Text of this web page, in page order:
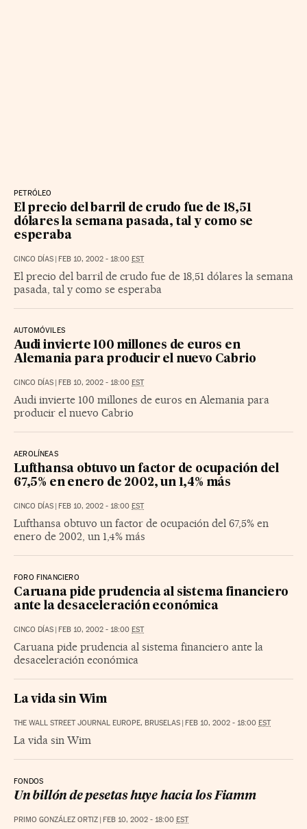
PETRÓLEO
El precio del barril de crudo fue de 18,51
dólares la semana pasada, tal y como se
esperaba
CINCO DÍAS | FEB 10, 2002 - 18:00 EST
El precio del barril de crudo fue de 18,51 dólares la semana
pasada, tal y como se esperaba
AUTOMÓVILES
Audi invierte 100 millones de euros en
Alemania para producir el nuevo Cabrio
CINCO DÍAS | FEB 10, 2002 - 18:00 EST
Audi invierte 100 millones de euros en Alemania para
producir el nuevo Cabrio
AEROLÍNEAS
Lufthansa obtuvo un factor de ocupación del
67,5% en enero de 2002, un 1,4% más
CINCO DÍAS | FEB 10, 2002 - 18:00 EST
Lufthansa obtuvo un factor de ocupación del 67,5% en
enero de 2002, un 1,4% más
FORO FINANCIERO
Caruana pide prudencia al sistema financiero
ante la desaceleración económica
CINCO DÍAS | FEB 10, 2002 - 18:00 EST
Caruana pide prudencia al sistema financiero ante la
desaceleración económica
La vida sin Wim
THE WALL STREET JOURNAL EUROPE, BRUSELAS | FEB 10, 2002 - 18:00 EST
La vida sin Wim
FONDOS
Un billón de pesetas huye hacia los Fiamm
PRIMO GONZÁLEZ ORTIZ | FEB 10, 2002 - 18:00 EST